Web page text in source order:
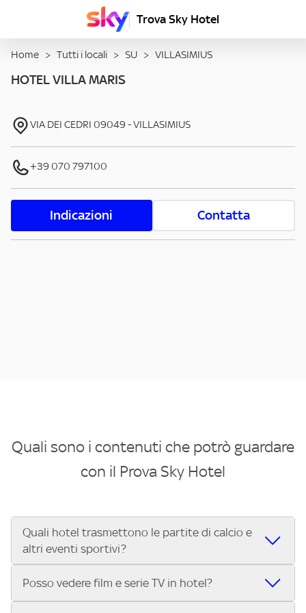
Trova Sky Hotel
Home > Tutti i locali > SU > VILLASIMIUS
HOTEL VILLA MARIS
VIA DEI CEDRI 09049 -VILLASIMIUS
+39 070 797100
Indicazioni Contatta
Quali sono i contenuti che potrò guardare
con il Prova Sky Hotel
Quali hotel trasmettono le partite di calcio e
altri eventi sportivi?
Se cerchi un hotel dove poter vedere le partite di Serie A,
Posso vedere film e serie TV in hotel?